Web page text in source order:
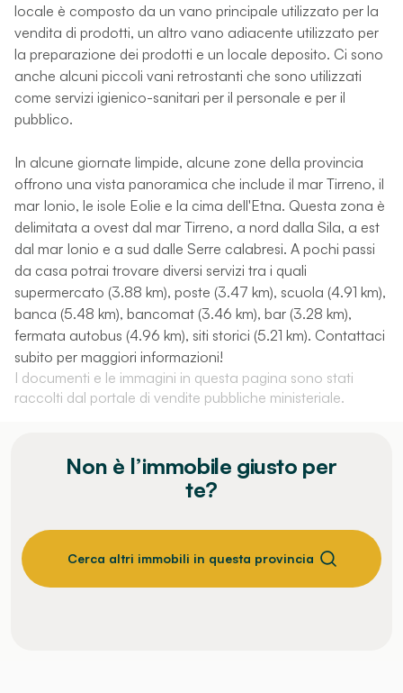
locale è composto da un vano principale utilizzato per la
vendita di prodotti, un altro vano adiacente utilizzato per
la preparazione dei prodotti e un locale deposito. Ci sono
anche alcuni piccoli vani retrostanti che sono utilizzati
come servizi igienico-sanitari per il personale e per il
pubblico.
In alcune giornate limpide, alcune zone della provincia
offrono una vista panoramica che include il mar Tirreno, il
mar Ionio, le isole Eolie e la cima dell'Etna. Questa zona è
delimitata a ovest dal mar Tirreno, a nord dalla Sila, a est
dal mar Ionio e a sud dalle Serre calabresi. A pochi passi
da casa potrai trovare diversi servizi tra i quali
supermercato (3.88 km), poste (3.47 km), scuola (4.91 km),
banca (5.48 km), bancomat (3.46 km), bar (3.28 km),
fermata autobus (4.96 km), siti storici (5.21 km). Contattaci
subito per maggiori informazioni!
I documenti e le immagini in questa pagina sono stati
raccolti dal portale di vendite pubbliche ministeriale.
Non è l’immobile giusto per
te?
Cerca altri immobili in questa provincia